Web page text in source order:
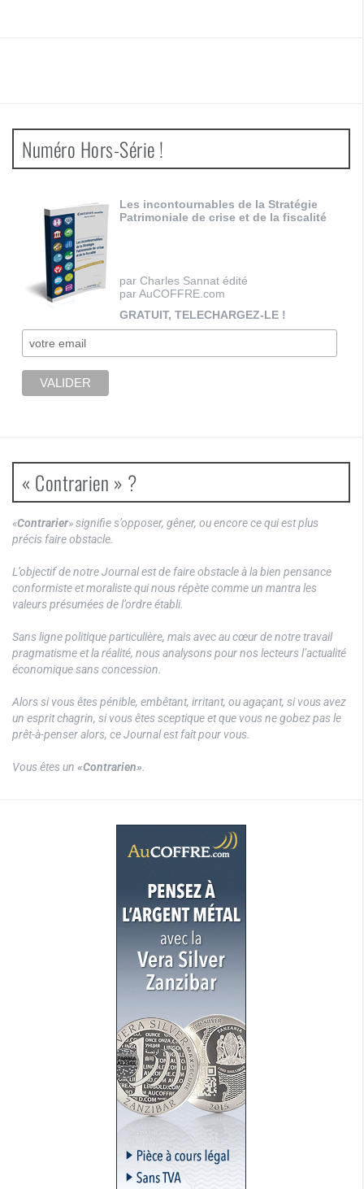
Numéro Hors-Série !
Les incontournables de la Stratégie
Patrimoniale de crise et de la fiscalité
par Charles Sannat édité
par AuCOFFRE.com
GRATUIT, TELECHARGEZ-LE !
« Contrarien » ?
«Contrarier» signifie s’opposer, gêner, ou encore ce qui est plus
précis faire obstacle.
L’objectif de notre Journal est de faire obstacle à la bien pensance
conformiste et moraliste qui nous répète comme un mantra les
valeurs présumées de l’ordre établi.
Sans ligne politique particulière, mais avec au cœur de notre travail
pragmatisme et la réalité, nous analysons pour nos lecteurs l’actualité
économique sans concession.
Alors si vous êtes pénible, embêtant, irritant, ou agaçant, si vous avez
un esprit chagrin, si vous êtes sceptique et que vous ne gobez pas le
prêt-à-penser alors, ce Journal est fait pour vous.
Vous êtes un «Contrarien».